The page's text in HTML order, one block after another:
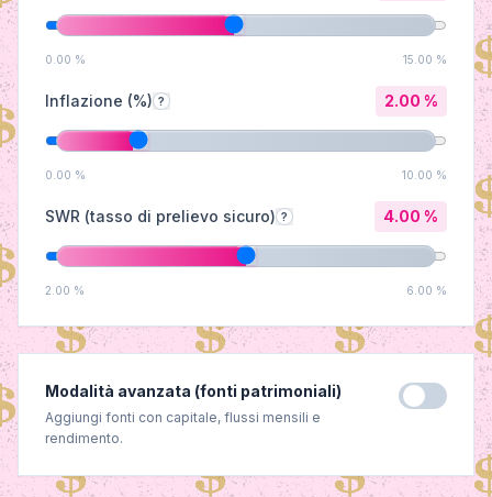
0.00 % 15.00 %
Inflazione (%) ? 2.00 %
0.00 % 10.00 %
SWR (tasso di prelievo sicuro) ? 4.00 %
2.00 % 6.00 %
Modalità avanzata (fonti patrimoniali)
Aggiungi fonti con capitale, flussi mensili e
rendimento.